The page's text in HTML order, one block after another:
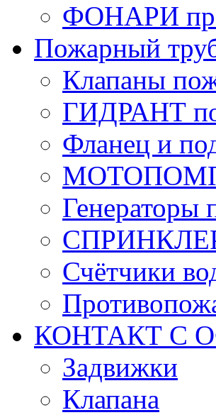
ФОНАРИ
Пожарный
Клапаны
ГИДРАНТ
Фланец и
Генераторы
Счётчики
КОНТАКТ С
Задвижки
Клапана